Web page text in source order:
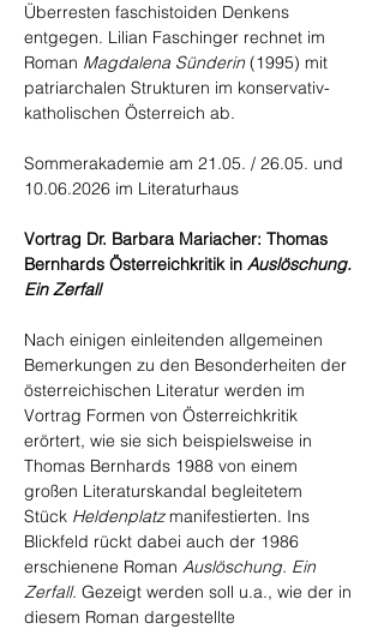
Überresten faschistoiden Denkens
entgegen. Lilian Faschinger rechnet im
Roman Magdalena Sünderin (1995) mit
patriarchalen Strukturen im konservativ-
katholischen Österreich ab.
Sommerakademie am 21.05. / 26.05. und
10.06.2026 im Literaturhaus
Vortrag Dr. Barbara Mariacher: Thomas
Bernhards Österreichkritik in Auslöschung.
Ein Zerfall
Nach einigen einleitenden allgemeinen
Bemerkungen zu den Besonderheiten der
österreichischen Literatur werden im
Vortrag Formen von Österreichkritik
erörtert, wie sie sich beispielsweise in
Thomas Bernhards 1988 von einem
großen Literaturskandal begleitetem
Stück Heldenplatz manifestierten. Ins
Blickfeld rückt dabei auch der 1986
erschienene Roman Auslöschung. Ein
Zerfall. Gezeigt werden soll u.a., wie der in
diesem Roman dargestellte